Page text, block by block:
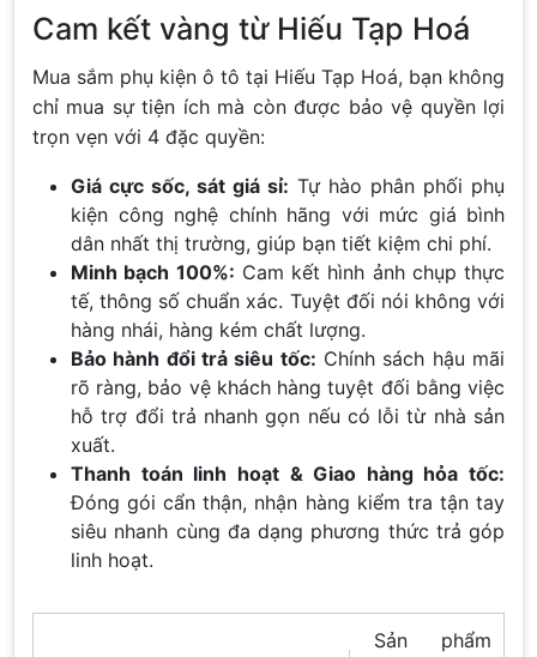
Cam kết vàng từ Hiếu Tạp Hoá
Mua sắm phụ kiện ô tô tại Hiếu Tạp Hoá, bạn không
chỉ mua sự tiện ích mà còn được bảo vệ quyền lợi
trọn vẹn với 4 đặc quyền:
Giá cực sốc, sát giá sỉ: Tự hào phân phối phụ
kiện công nghệ chính hãng với mức giá bình
dân nhất thị trường, giúp bạn tiết kiệm chi phí.
Minh bạch 100%: Cam kết hình ảnh chụp thực
tế, thông số chuẩn xác. Tuyệt đối nói không với
hàng nhái, hàng kém chất lượng.
Bảo hành đổi trả siêu tốc: Chính sách hậu mãi
rõ ràng, bảo vệ khách hàng tuyệt đối bằng việc
hỗ trợ đổi trả nhanh gọn nếu có lỗi từ nhà sản
xuất.
Thanh toán linh hoạt & Giao hàng hỏa tốc:
Đóng gói cẩn thận, nhận hàng kiểm tra tận tay
siêu nhanh cùng đa dạng phương thức trả góp
linh hoạt.
Sản phẩm